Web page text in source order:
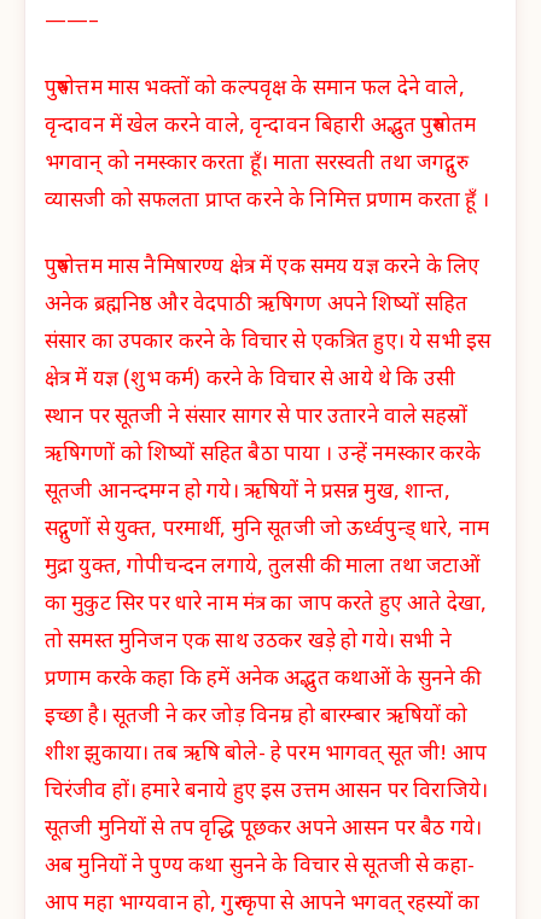
——–
पुरुषोत्तम मास भक्तों को कल्पवृक्ष के समान फल देने वाले,
वृन्दावन में खेल करने वाले, वृन्दावन बिहारी अद्भुत पुरुषोतम
भगवान् को नमस्कार करता हूँ। माता सरस्वती तथा जगद्गुरु
व्यासजी को सफलता प्राप्त करने के निमित्त प्रणाम करता हूँ ।
पुरुषोत्तम मास नैमिषारण्य क्षेत्र में एक समय यज्ञ करने के लिए
अनेक ब्रह्मनिष्ठ और वेदपाठी ऋषिगण अपने शिष्यों सहित
संसार का उपकार करने के विचार से एकत्रित हुए। ये सभी इस
क्षेत्र में यज्ञ (शुभ कर्म) करने के विचार से आये थे कि उसी
स्थान पर सूतजी ने संसार सागर से पार उतारने वाले सहस्रों
ऋषिगणों को शिष्यों सहित बैठा पाया । उन्हें नमस्कार करके
सूतजी आनन्दमग्न हो गये। ऋषियों ने प्रसन्न मुख, शान्त,
सद्गुणों से युक्त, परमार्थी, मुनि सूतजी जो ऊर्ध्वपुन्ड् धारे, नाम
मुद्रा युक्त, गोपीचन्दन लगाये, तुलसी की माला तथा जटाओं
का मुकुट सिर पर धारे नाम मंत्र का जाप करते हुए आते देखा,
तो समस्त मुनिजन एक साथ उठकर खड़े हो गये। सभी ने
प्रणाम करके कहा कि हमें अनेक अद्भुत कथाओं के सुनने की
इच्छा है। सूतजी ने कर जोड़ विनम्र हो बारम्बार ऋषियों को
शीश झुकाया। तब ऋषि बोले- हे परम भागवत् सूत जी! आप
चिरंजीव हों। हमारे बनाये हुए इस उत्तम आसन पर विराजिये।
सूतजी मुनियों से तप वृद्धि पूछकर अपने आसन पर बैठ गये।
अब मुनियों ने पुण्य कथा सुनने के विचार से सूतजी से कहा-
आप महा भाग्यवान हो, गुरु-कृपा से आपने भगवत् रहस्यों का